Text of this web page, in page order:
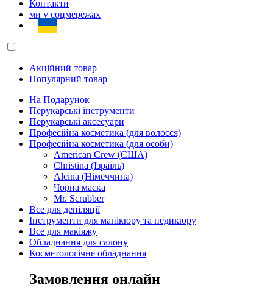
Контакти
ми у соцмережах
Акційний товар
Популярний товар
На Подарунок
Перукарські інструменти
Перукарські аксесуари
Професійна косметика (для волосся)
Професійна косметика (для особи)
American Crew (США)
Christina (Ізраїль)
Alcina (Німеччина)
Чорна маска
Mr. Scrubber
Все для депіляції
Інструменти для манікюру та педикюру
Все для макіяжу
Обладнання для салону
Косметологічне обладнання
Замовлення онлайн